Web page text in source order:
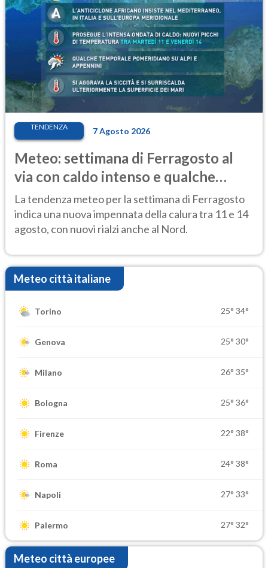
TENDENZA 7 Agosto 2026
Meteo: settimana di Ferragosto al
via con caldo intenso e qualche
temporale
La tendenza meteo per la settimana di Ferragosto
indica una nuova impennata della calura tra 11 e 14
agosto, con nuovi rialzi anche al Nord.
Meteo città italiane
Torino 25° 34°
Genova 25° 30°
Milano 26° 35°
Bologna 25° 36°
Firenze 22° 38°
Roma 24° 38°
Napoli 27° 33°
Palermo 27° 32°
Meteo città europee